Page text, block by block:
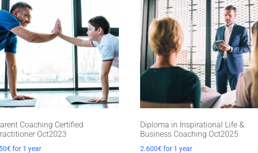
Coaching Certified
Oct2023
€ for 1 year
Diploma in Inspirational Life &
Business Coaching Oct2025
2.600€ for 1 year